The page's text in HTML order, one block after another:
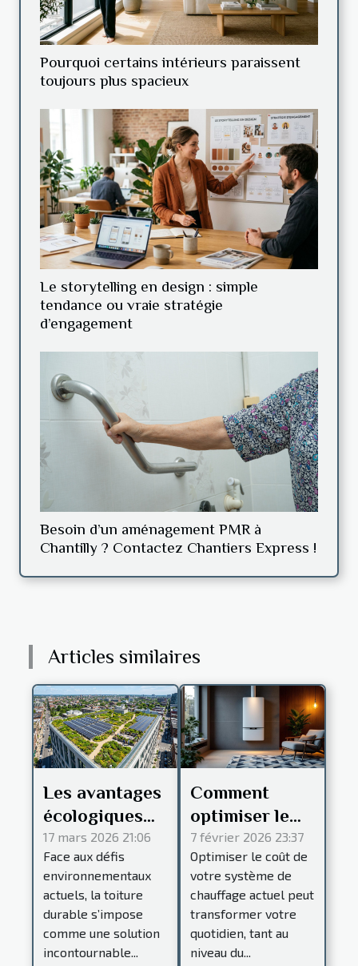
Pourquoi certains intérieurs paraissent
toujours plus spacieux
Le storytelling en design : simple
tendance ou vraie stratégie
d’engagement
Besoin d’un aménagement PMR à
Chantilly ? Contactez Chantiers Express !
Articles similaires
Les avantages
écologiques
des toitures
durables
17 mars 2026 21:06
Face aux défis
environnementaux
actuels, la toiture
durable s’impose
comme une solution
incontournable...
Comment
optimiser le
coût de votre
système de
chauffage
actuel ?
7 février 2026 23:37
Optimiser le coût de
votre système de
chauffage actuel peut
transformer votre
quotidien, tant au
niveau du...